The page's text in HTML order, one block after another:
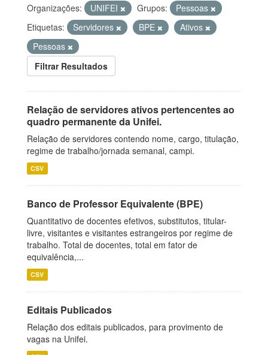
Organizações: UNIFEI Grupos:
Pessoas
Etiquetas:
Servidores BPE
Ativos
Pessoas
Filtrar Resultados
Relação de servidores ativos pertencentes ao
quadro permanente da Unifei.
Relação de servidores contendo nome, cargo, titulação,
regime de trabalho/jornada semanal, campi.
CSV
Banco de Professor Equivalente (BPE)
Quantitativo de docentes efetivos, substitutos, titular-
livre, visitantes e visitantes estrangeiros por regime de
trabalho. Total de docentes, total em fator de
equivalência,...
CSV
Editais Publicados
Relação dos editais publicados, para provimento de
vagas na Unifei.